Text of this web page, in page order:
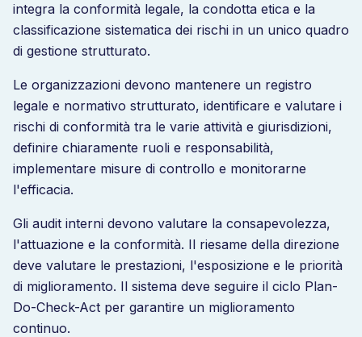
integra la conformità legale, la condotta etica e la
classificazione sistematica dei rischi in un unico quadro
di gestione strutturato.
Le organizzazioni devono mantenere un registro
legale e normativo strutturato, identificare e valutare i
rischi di conformità tra le varie attività e giurisdizioni,
definire chiaramente ruoli e responsabilità,
implementare misure di controllo e monitorarne
l'efficacia.
Gli audit interni devono valutare la consapevolezza,
l'attuazione e la conformità. Il riesame della direzione
deve valutare le prestazioni, l'esposizione e le priorità
di miglioramento. Il sistema deve seguire il ciclo Plan-
Do-Check-Act per garantire un miglioramento
continuo.